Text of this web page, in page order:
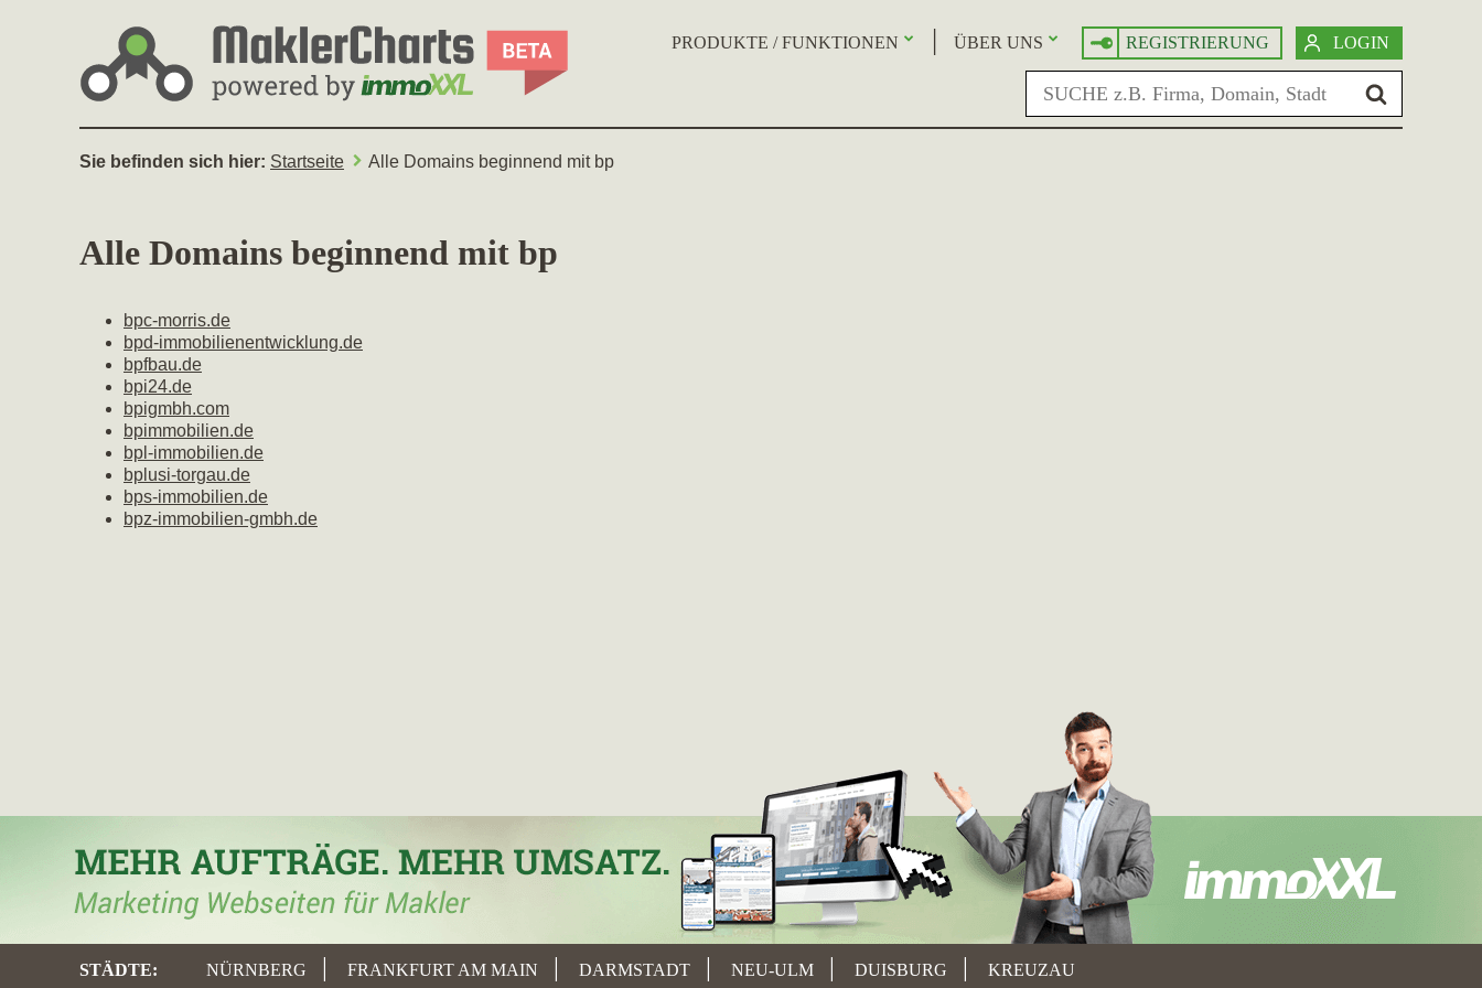
PRODUKTE / FUNKTIONEN ÜBER UNS REGISTRIERUNG LOGIN
Sie befinden sich hier: Startseite Alle Domains beginnend mit bp
Alle Domains beginnend mit bp
bpc-morris.de
bpd-immobilienentwicklung.de
bpfbau.de
bpi24.de
bpigmbh.com
bpimmobilien.de
bpl-immobilien.de
bplusi-torgau.de
bps-immobilien.de
bpz-immobilien-gmbh.de
STÄDTE: NÜRNBERG FRANKFURT AM MAIN DARMSTADT NEU-ULM DUISBURG KREUZAU